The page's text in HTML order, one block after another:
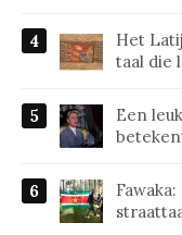
Het
taal die
Een